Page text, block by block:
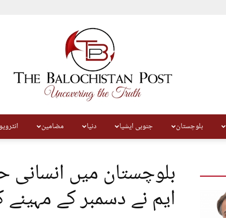
بلوچستان جنوبی ایشیا دنیا مضامین
بلوچستان میں انسانی
ایم نے دسمبر کے